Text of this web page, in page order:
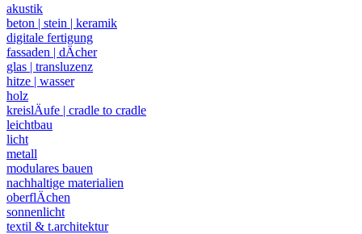
akustik
beton | stein | keramik
digitale fertigung
fassaden | dÄcher
glas | transluzenz
hitze | wasser
holz
kreislÄufe | cradle to cradle
leichtbau
licht
metall
modulares bauen
nachhaltige materialien
oberflÄchen
sonnenlicht
textil & t.architektur